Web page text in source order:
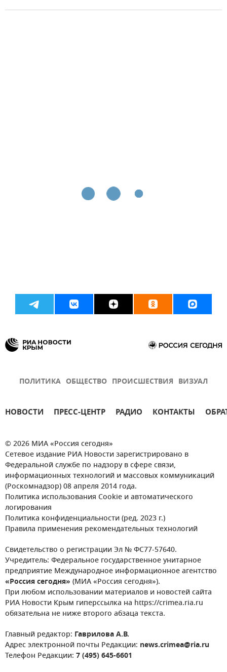
ПОЛИТИКА ОБЩЕСТВО ПРОИСШЕСТВИЯ ВИЗУАЛ
НОВОСТИ ПРЕСС-ЦЕНТР РАДИО КОНТАКТЫ
© 2026 МИА «Россия сегодня»
Сетевое издание РИА Новости зарегистрировано в
Федеральной службе по надзору в сфере связи,
информационных технологий и массовых коммуникаций
(Роскомнадзор) 08 апреля 2014 года.
Политика использования Cookie и автоматического
логирования
Политика конфиденциальности (ред. 2023 г.)
Правила применения рекомендательных технологий
Свидетельство о регистрации Эл № ФС77-57640.
Учредитель: Федеральное государственное унитарное
предприятие Международное информационное агентство
«Россия сегодня» (МИА «Россия сегодня»).
При любом использовании материалов и новостей сайта
РИА Новости Крым гиперссылка на https://crimea.ria.ru
обязательна не ниже второго абзаца текста.
Главный редактор: Гаврилова А.В.
Адрес электронной почты Редакции: news.crimea@ria.ru
Телефон Редакции: 7 (495) 645-6601